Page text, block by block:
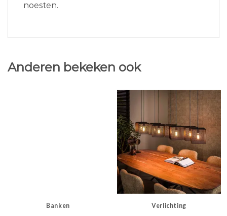
noesten.
Anderen bekeken ook
Banken Verlichting